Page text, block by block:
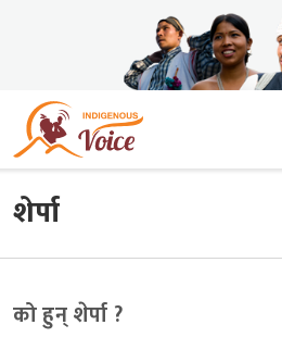
शेर्पा
को हुन् शेर्पा ?